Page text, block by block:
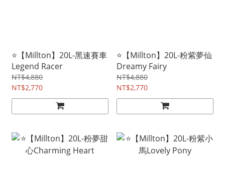
⭐【Millton】20L-黑速賽車
Legend Racer
NT$4,880
NT$2,770
⭐【Millton】20L-粉紫夢仙
Dreamy Fairy
NT$4,880
NT$2,770